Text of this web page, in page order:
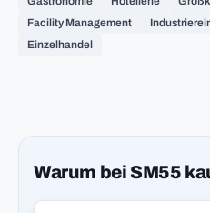
Facility Management
Einzelhandel
Warum bei SM55